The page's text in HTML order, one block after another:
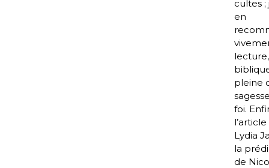
cultes ;
en
pleine
foi.
Lydia
la
de